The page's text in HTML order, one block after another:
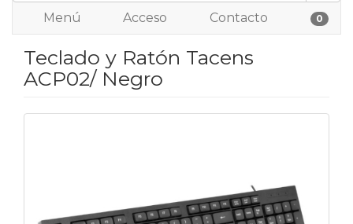
Menú Acceso Contacto 0
Teclado y Ratón Tacens
ACP02/ Negro